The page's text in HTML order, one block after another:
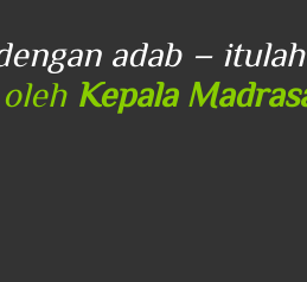
adab –
Kepala